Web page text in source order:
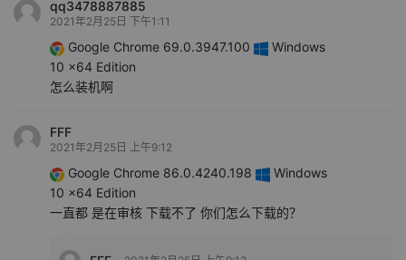
qq3478887885
2021年2月25日 下午1:11
Google Chrome 69.0.3947.100
Windows
10 x64 Edition
怎么装机啊
FFF
2021年2月25日 上午9:12
Google Chrome 86.0.4240.198
Windows
10 x64 Edition
一直都 是在审核 下载不了 你们怎么下载的？